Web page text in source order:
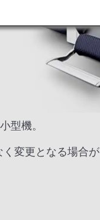
型機。
変更となる場合が